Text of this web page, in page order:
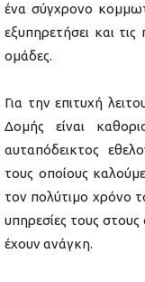
ένα σύγχρονο
εξυπηρετήσει και τις
ομάδες.
Για την επιτυχή
Δομής είναι
αυταπόδεικτος
τους οποίους
τον πολύτιμο χρόνο
υπηρεσίες τους
έχουν ανάγκη.